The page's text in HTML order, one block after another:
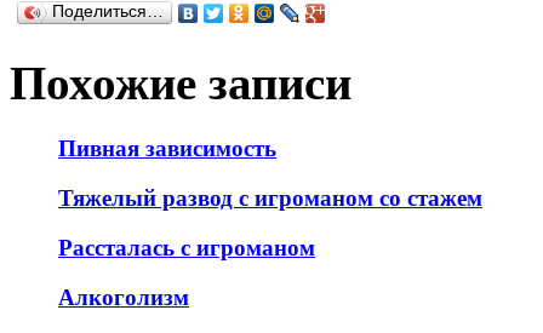
Поделиться…
Похожие записи
Пивная зависимость
Тяжелый развод с игроманом со стажем
Рассталась с игроманом
Алкоголизм